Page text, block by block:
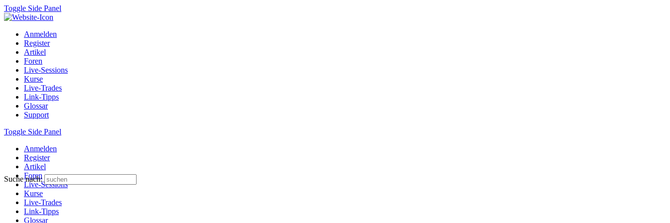
Toggle Side Panel
Anmelden
Register
Artikel
Foren
Live-Sessions
Kurse
Live-Trades
Link-Tipps
Glossar
Support
Toggle Side Panel
Anmelden
Register
Artikel
Foren
Live-Sessions
Kurse
Live-Trades
Link-Tipps
Glossar
Suche nach: